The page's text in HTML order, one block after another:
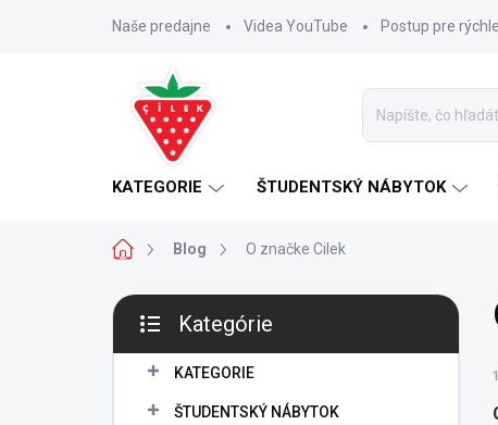
Naše predajne Videa YouTube Postup pre
KATEGORIE ŠTUDENTSKÝ NÁBYTOK
DomovBlog O značke Cilek
B
č
kategórie
Kategórie
KATEGORIE
ŠTUDENTSKÝ NÁBYTOK